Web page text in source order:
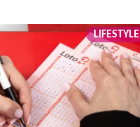
LIFESTYLE